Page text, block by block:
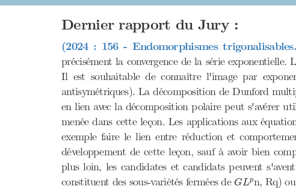
Dernier rapport du Jury :
(2024 : 156 - Endomorphismes
précisément la convergence de la série
Il est souhaitable de connaître l'image par
antisymétriques). La décomposition de Dunford
en lien avec la décomposition polaire peut s'avérer
menée dans cette leçon. Les applications aux
exemple faire le lien entre réduction et
développement de cette leçon, sauf à avoir bien
plus loin, les candidates et candidats peuvent
constituent des sous-variétés fermées de GLp
GLpn, Rq) ou